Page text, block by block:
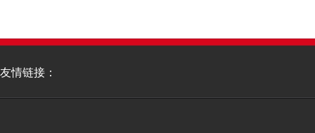
友情链接：